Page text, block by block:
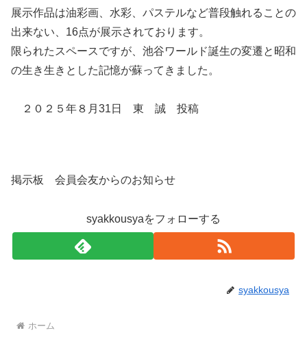
展示作品は油彩画、水彩、パステルなど普段触れることの
出来ない、16点が展示されております。
限られたスペースですが、池谷ワールド誕生の変遷と昭和
の生き生きとした記憶が蘇ってきました。
２０２５年８月31日 東 誠 投稿
掲示板 会員会友からのお知らせ
syakkousyaをフォローする
syakkousya
ホーム